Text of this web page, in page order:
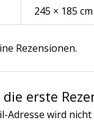
245 × 185 cm
Rezensionen.
erste
Adresse wird